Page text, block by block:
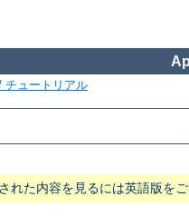
チュートリアル
た内容を見るには英語版をご